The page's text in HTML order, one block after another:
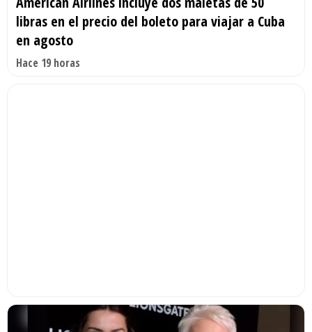
libras en el precio del boleto para viajar a Cuba
en agosto
Hace 19 horas